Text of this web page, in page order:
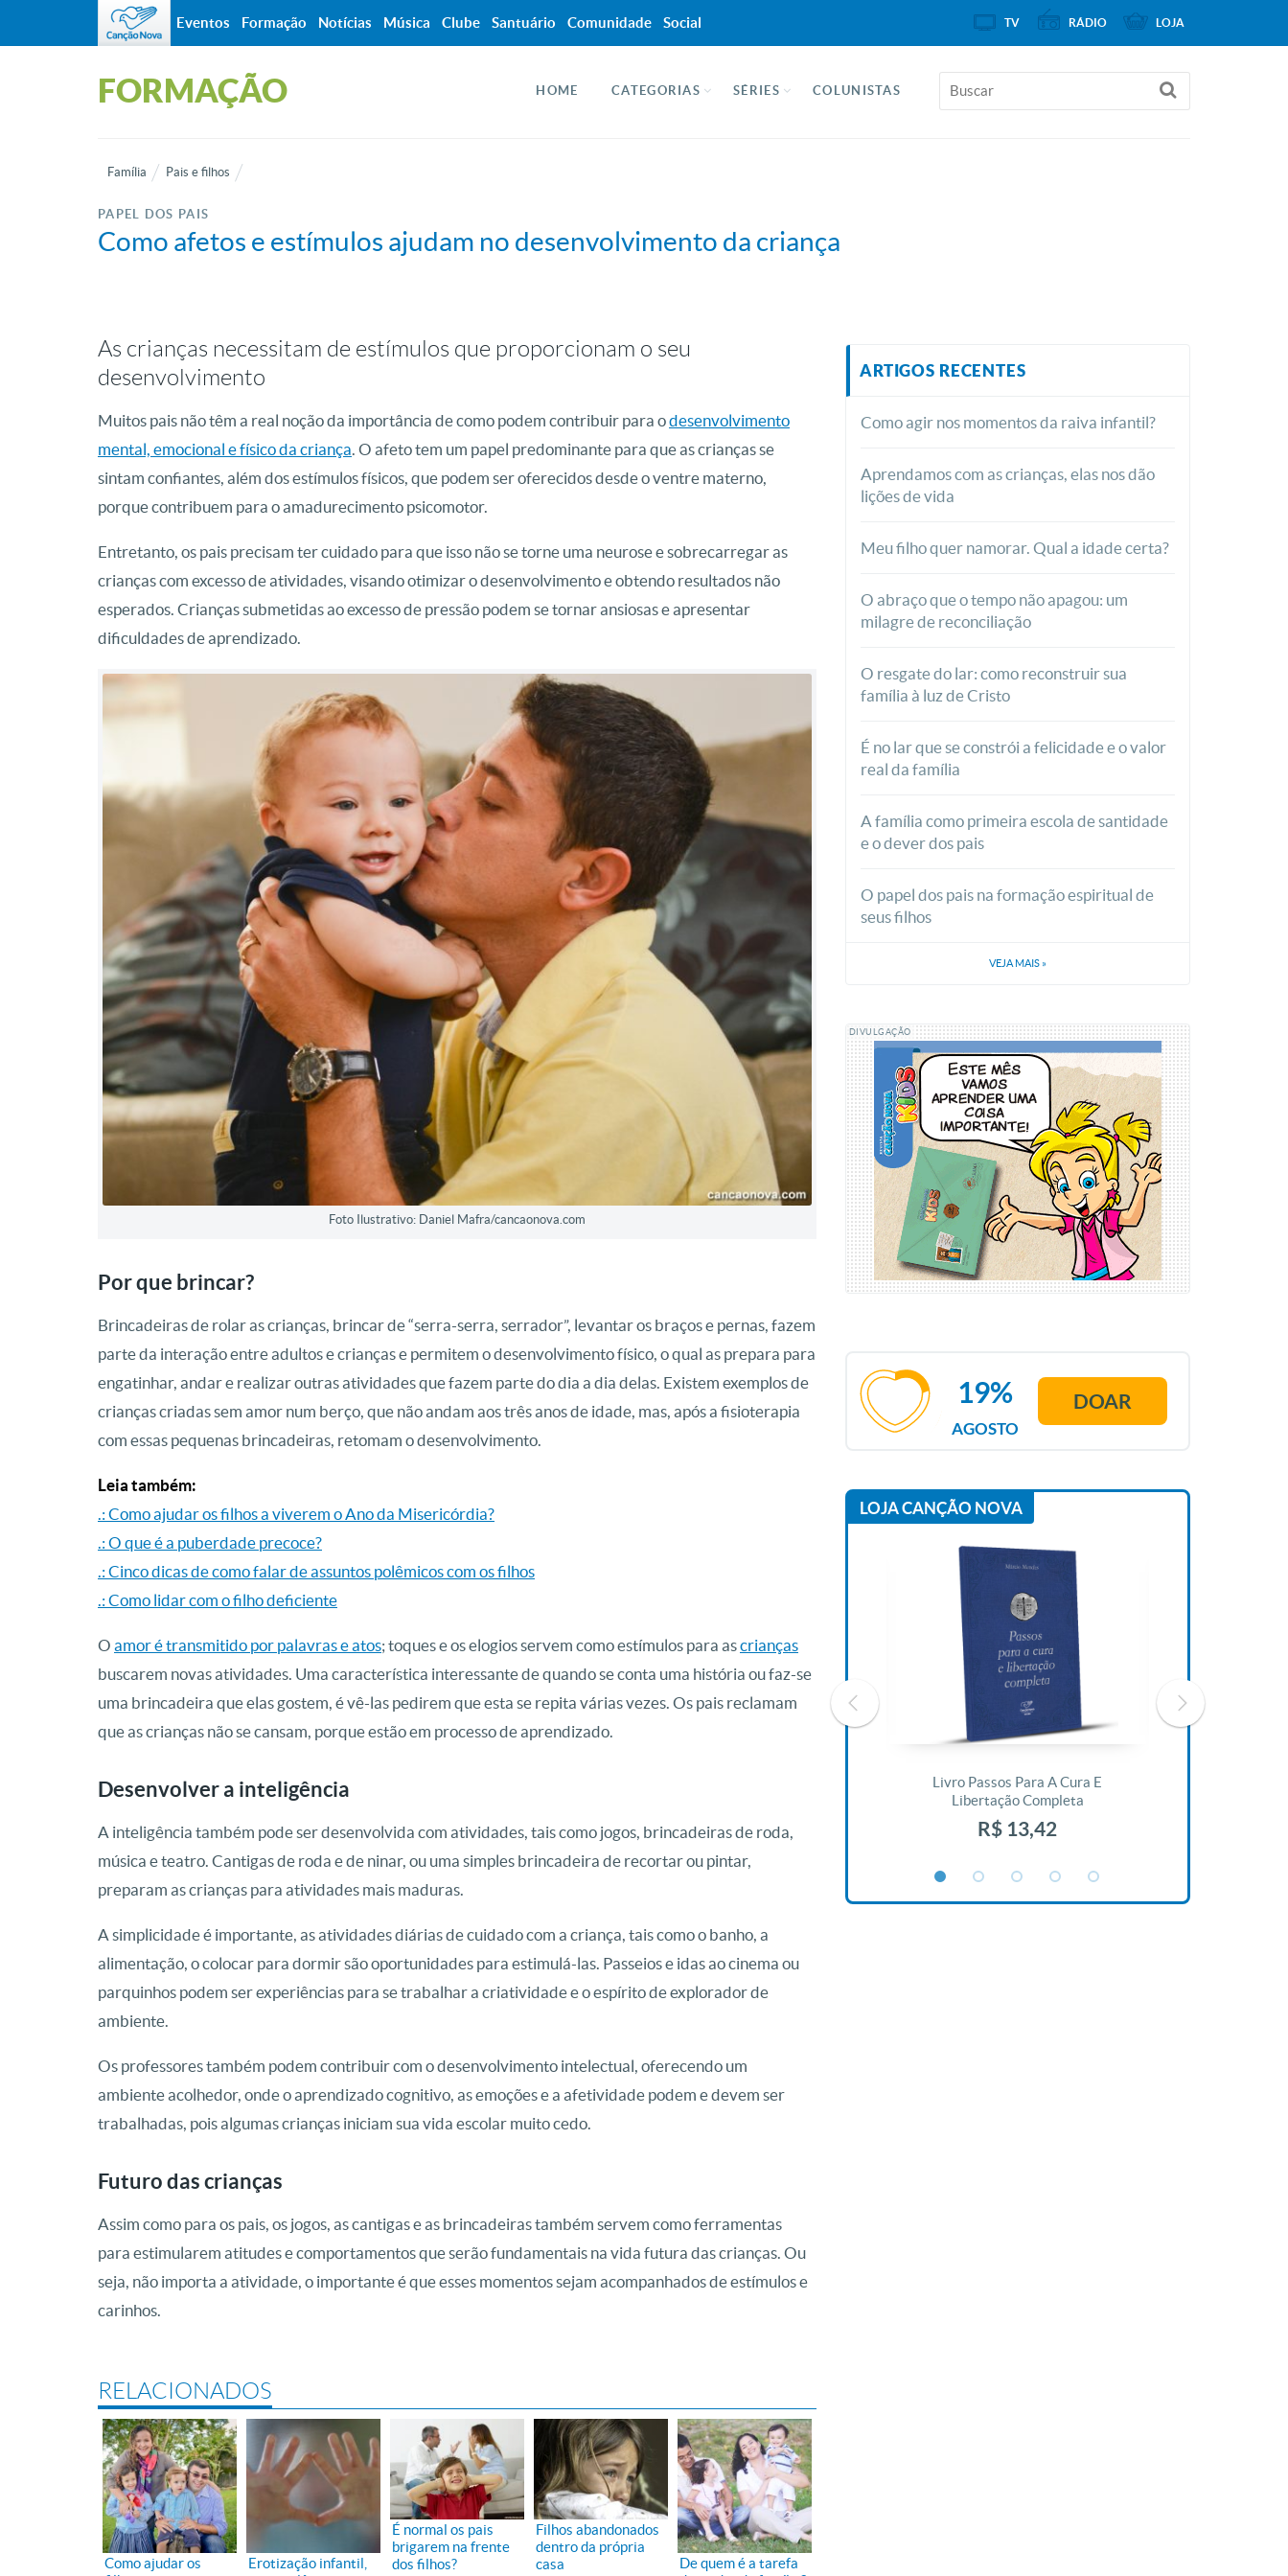
FORMAÇÃO HOME CATEGORIAS SÉRIES COLUNISTAS
Família Pais e filhos
PAPEL DOS PAIS
Como afetos e estímulos ajudam no desenvolvimento da criança
As crianças necessitam de estímulos que proporcionam o seu
desenvolvimento
Muitos pais não têm a real noção da importância de como podem contribuir para odesenvolvimento
mental, emocional e físico da criança. O afeto tem um papel predominante para que as crianças se
sintam confiantes, além dos estímulos físicos, que podem ser oferecidos desde o ventre materno,
porque contribuem para o amadurecimento psicomotor.
Entretanto, os pais precisam ter cuidado para que isso não se torne uma neurose e sobrecarregar as
crianças com excesso de atividades, visando otimizar o desenvolvimento e obtendo resultados não
esperados. Crianças submetidas ao excesso de pressão podem se tornar ansiosas e apresentar
dificuldades de aprendizado.
Foto Ilustrativo: Daniel Mafra/cancaonova.com
Por que brincar?
Brincadeiras de rolar as crianças, brincar de “serra-serra, serrador”, levantar os braços e pernas, fazem
parte da interação entre adultos e crianças e permitem o desenvolvimento físico, o qual as prepara para
engatinhar, andar e realizar outras atividades que fazem parte do dia a dia delas. Existem exemplos de
crianças criadas sem amor num berço, que não andam aos três anos de idade, mas, após a fisioterapia
com essas pequenas brincadeiras, retomam o desenvolvimento.
Leia também:
.: Como ajudar os filhos a viverem o Ano da Misericórdia?
.: O que é a puberdade precoce?
.: Cinco dicas de como falar de assuntos polêmicos com os filhos
.: Como lidar com o filho deficiente
O amor é transmitido por palavras e atos; toques e os elogios servem como estímulos para ascrianças
buscarem novas atividades. Uma característica interessante de quando se conta uma história ou faz-se
uma brincadeira que elas gostem, é vê-las pedirem que esta se repita várias vezes. Os pais reclamam
que as crianças não se cansam, porque estão em processo de aprendizado.
Desenvolver a inteligência
A inteligência também pode ser desenvolvida com atividades, tais como jogos, brincadeiras de roda,
música e teatro. Cantigas de roda e de ninar, ou uma simples brincadeira de recortar ou pintar,
preparam as crianças para atividades mais maduras.
A simplicidade é importante, as atividades diárias de cuidado com a criança, tais como o banho, a
alimentação, o colocar para dormir são oportunidades para estimulá-las. Passeios e idas ao cinema ou
parquinhos podem ser experiências para se trabalhar a criatividade e o espírito de explorador de
ambiente.
Os professores também podem contribuir com o desenvolvimento intelectual, oferecendo um
ambiente acolhedor, onde o aprendizado cognitivo, as emoções e a afetividade podem e devem ser
trabalhadas, pois algumas crianças iniciam sua vida escolar muito cedo.
Futuro das crianças
Assim como para os pais, os jogos, as cantigas e as brincadeiras também servem como ferramentas
para estimularem atitudes e comportamentos que serão fundamentais na vida futura das crianças. Ou
seja, não importa a atividade, o importante é que esses momentos sejam acompanhados de estímulos e
carinhos.
RELACIONADOS
Como ajudar os
Erotização infantil,
É normal os pais
brigarem na frente
dos filhos?
Filhos abandonados
dentro da própria
casa
De quem é a tarefa
ARTIGOS RECENTES
Como agir nos momentos da raiva infantil?
Aprendamos com as crianças, elas nos dão
lições de vida
Meu filho quer namorar. Qual a idade certa?
O abraço que o tempo não apagou: um
milagre de reconciliação
O resgate do lar: como reconstruir sua
família à luz de Cristo
É no lar que se constrói a felicidade e o valor
real da família
A família como primeira escola de santidade
e o dever dos pais
O papel dos pais na formação espiritual de
seus filhos
VEJA MAIS »
DIVULGAÇÃO
AGOSTO
19% DOAR
LOJA CANÇÃO NOVA
R$ 42,41
Livro Passos Para A Cura E
Libertação Completa
R$ 13,42
Eventos Formação Notícias Música Clube Santuário Comunidade Social TV RÁDIO LOJA